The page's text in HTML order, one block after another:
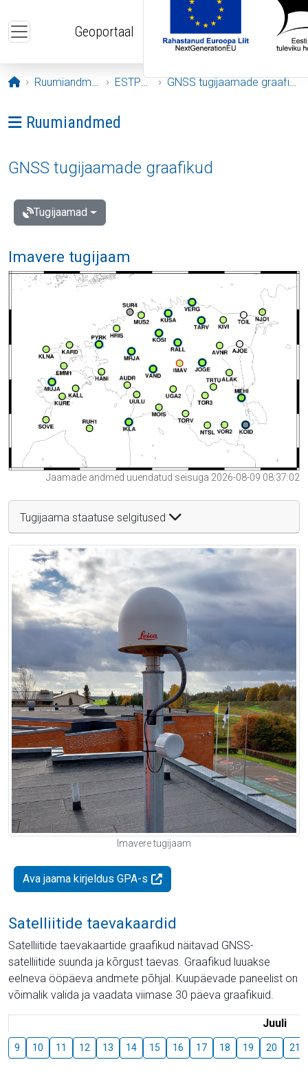
Geoportaal
Avaleht
Ruumiandmed ESTPOS GNSS tugijaamade graafikud
Ava menüü: Ruumiandmed
Ruumiandmed
GNSS tugijaamade graafikud
Tugijaamad
Imavere tugijaam
Jaamade andmed uuendatud seisuga 2026-08-09 08:37:02
Tugijaama staatuse selgitused
Imavere tugijaam
Ava jaama kirjeldus GPA-s
Satelliitide taevakaardid
Satelliitide taevakaartide graafikud näitavad GNSS-
satelliitide suunda ja kõrgust taevas. Graafikud luuakse
eelneva ööpäeva andmete põhjal. Kuupäevade paneelist on
võimalik valida ja vaadata viimase 30 päeva graafikuid.
Juuli
9 10 11 12 13 14 15 16 17 18 19 20 21